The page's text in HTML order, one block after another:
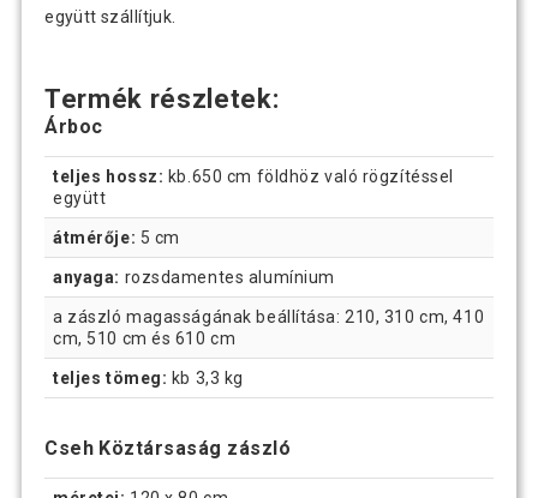
együtt szállítjuk.
Termék részletek:
Árboc
teljes hossz: kb.650 cm földhöz való rögzítéssel
együtt
átmérője: 5 cm
anyaga: rozsdamentes alumínium
a zászló magasságának beállítása: 210, 310 cm, 410
cm, 510 cm és 610 cm
teljes tömeg: kb 3,3 kg
Cseh Köztársaság zászló